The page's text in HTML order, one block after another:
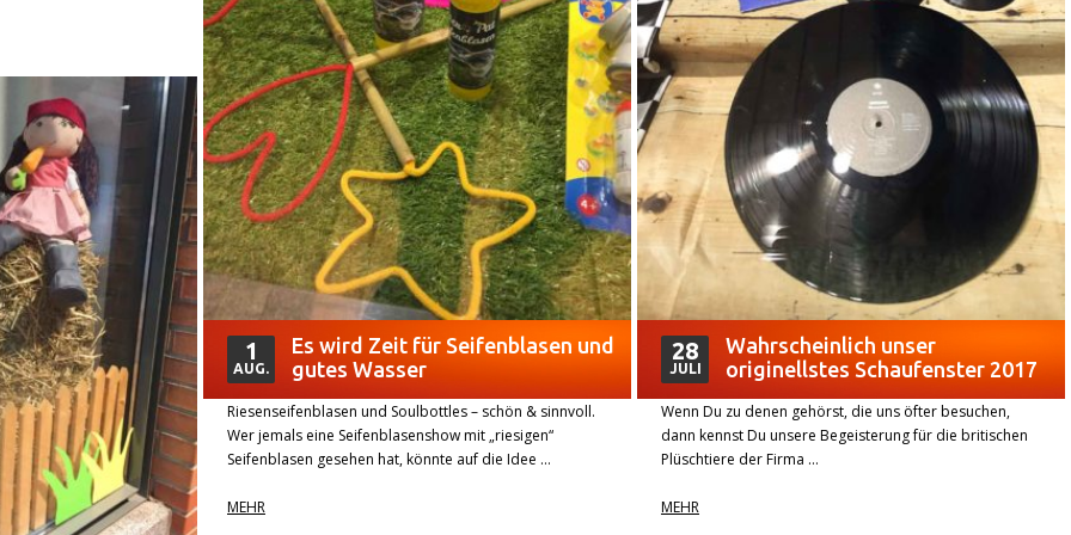
1
AUG.
Es wird Zeit für Seifenblasen und
gutes Wasser
Riesenseifenblasen und Soulbottles – schön & sinnvoll.
Wer jemals eine Seifenblasenshow mit „riesigen“
Seifenblasen gesehen hat, könnte auf die Idee …
MEHR
28
JULI
Wahrscheinlich unser
originellstes Schaufenster 2017
Wenn Du zu denen gehörst, die uns öfter besuchen,
dann kennst Du unsere Begeisterung für die britischen
Plüschtiere der Firma …
MEHR